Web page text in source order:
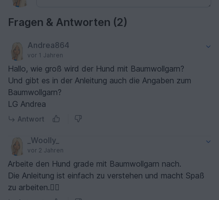
Fragen & Antworten (2)
Andrea864
vor 1 Jahren
Hallo, wie groß wird der Hund mit Baumwollgarn?
Und gibt es in der Anleitung auch die Angaben zum
Baumwollgarn?
LG Andrea
Antwort
_Woolly_
vor 2 Jahren
Arbeite den Hund grade mit Baumwollgarn nach.
Die Anleitung ist einfach zu verstehen und macht Spaß
zu arbeiten.👍🏻